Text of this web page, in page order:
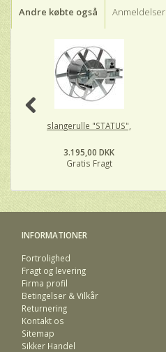
Andre købte også Anmeldelser
slangerulle "STATUS",
3.195,00 DKK
Gratis Fragt
INFORMATIONER
Fortrolighed
Fragt og levering
Firma profil
Betingelser & Vilkår
Returnering
Kontakt os
Sitemap
Sikker Handel